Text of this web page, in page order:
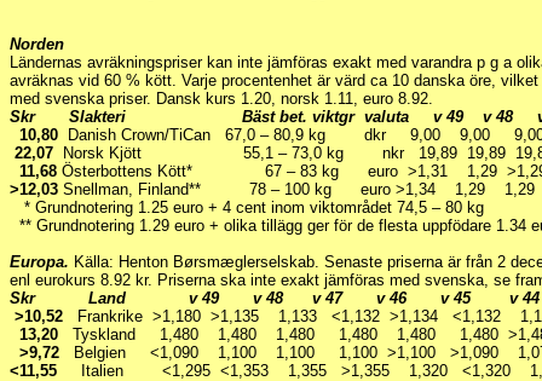
Norden
Ländernas avräkningspriser kan inte jämföras exakt med varandra p g a
avräknas vid 60 % kött. Varje procentenhet är värd ca 10 danska öre,
med svenska priser. Dansk kurs 1.20, norsk 1.11, euro 8.92.
Skr Slakteri Bäst bet. viktgr valuta v 49 v 48
10,80 Danish Crown/TiCan 67,0 – 80,9 kg dkr 9,00 9,00
22,07 Norsk Kjött 55,1 – 73,0 kg nkr 19,89 19,89
11,68 Österbottens Kött* 67 – 83 kg euro >1,31 1,29
>12,03 Snellman, Finland** 78 – 100 kg euro >1,34 1,29
* Grundnotering 1.25 euro + 4 cent inom viktområdet 74,5 – 80 kg
** Grundnotering 1.29 euro + olika tillägg ger för de flesta uppfödare 1.34
Europa. Källa: Henton Børsmæglerselskab. Senaste priserna är från 2
enl eurokurs 8.92 kr. Priserna ska inte exakt jämföras med svenska, se
Skr Land v 49 v 48 v 47 v 46 v 45 v
>10,52 Frankrike >1,180 >1,135 1,133 <1,132 >1,134 <1,132
13,20 Tyskland 1,480 1,480 1,480 1,480 1,480 1,480
>9,72
Belgien <1,090 1,100 1,100 1,100 >1,100 >1,090
<11,55 Italien <1,295 <1,353 1,355 >1,355 1,320 <1,320